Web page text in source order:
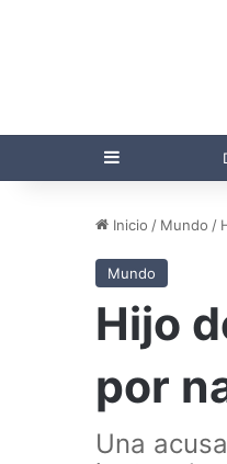
Barra lateral
Inicio / Mundo /
Mundo
Hijo
por
Una